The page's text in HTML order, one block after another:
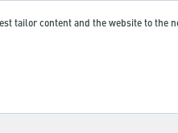
tailor content and the website to the